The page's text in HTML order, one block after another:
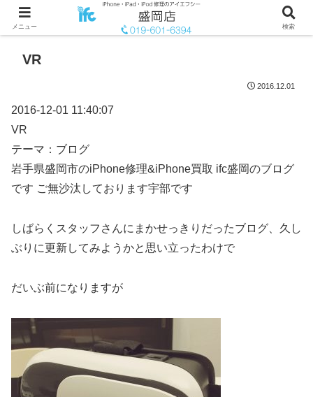
VR
2016.12.01
2016-12-01 11:40:07
VR
テーマ：ブログ
岩手県盛岡市のiPhone修理&iPhone買取 ifc盛岡のブログ
です ご無沙汰しております宇部です
しばらくスタッフさんにまかせっきりだったブログ、久し
ぶりに更新してみようかと思い立ったわけで
だいぶ前になりますが
メニュー 検索